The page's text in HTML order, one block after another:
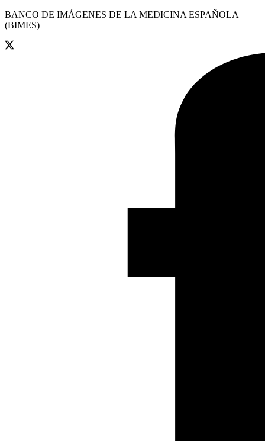
BANCO DE IMÁGENES DE LA MEDICINA ESPAÑOLA
(BIMES)